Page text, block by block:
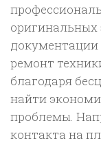
оригинальных
ремонт
благодаря
найти
проблемы.
контакта на